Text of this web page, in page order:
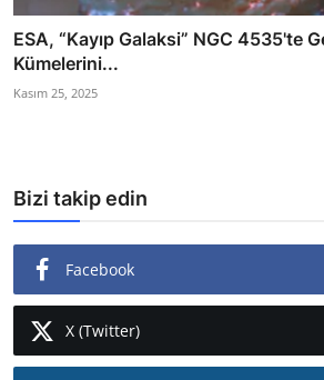
ESA, “Kayıp Galaksi” NGC 4535'te
Kümelerini...
Kasım 25, 2025
Bizi takip edin
Facebook
X (Twitter)